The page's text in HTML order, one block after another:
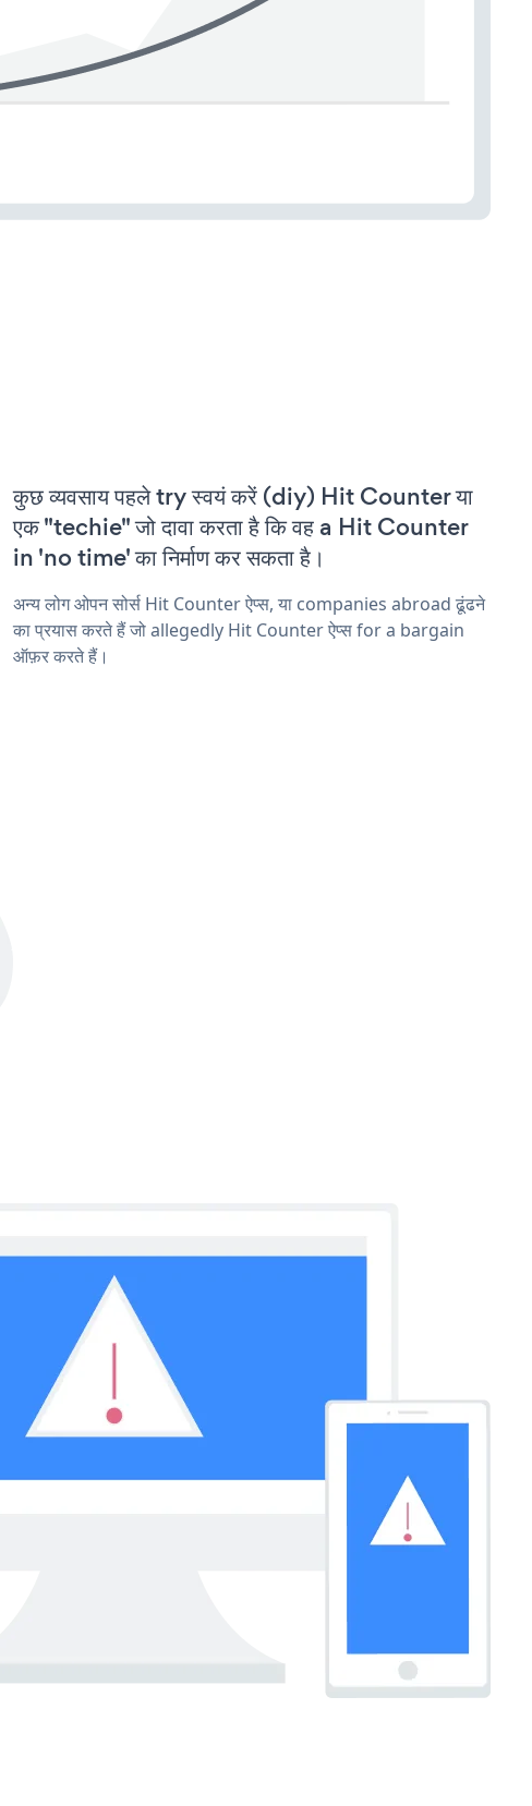
कुछ व्यवसाय पहले try स्वयं करें (diy) Hit Counter या
एक "techie" जो दावा करता है कि वह a Hit Counter
in 'no time' का निर्माण कर सकता है।
अन्य लोग ओपन सोर्स Hit Counter ऐप्स, या companies abroad ढूंढने
का प्रयास करते हैं जो allegedly Hit Counter ऐप्स for a bargain
ऑफ़र करते हैं।